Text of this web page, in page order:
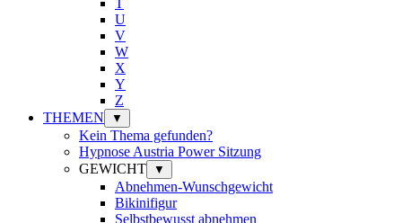
U
V
W
X
Y
Z
THEMEN
▼
Kein Thema gefunden?
Hypnose Austria Power Sitzung
GEWICHT
▼
Abnehmen-Wunschgewicht
Bikinifigur
Selbstbewusst abnehmen